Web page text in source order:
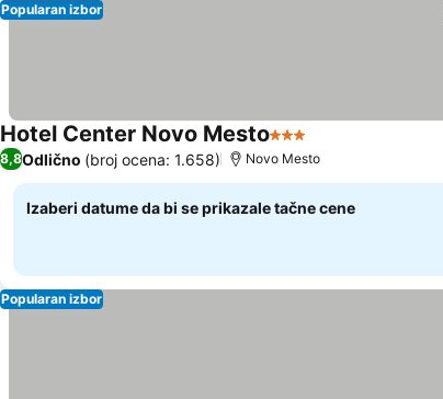
Popularan izbor
Hotel Center Novo Mesto3 Zvezdice
8,8Odlično (broj ocena: 1.658) Novo Mesto
Izaberi datume da bi se prikazale tačne cene
Popularan izbor